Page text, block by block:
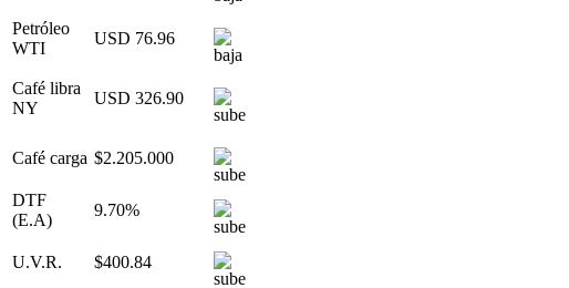
Petróleo
WTI
USD 76.96
Café libra
NY
USD 326.90
Café carga $2.205.000
DTF
(E.A)
9.70%
U.V.R. $400.84